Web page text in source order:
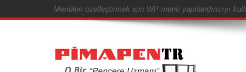
Menüleri özelleştirmek için WP menü yapılandırıcıyı